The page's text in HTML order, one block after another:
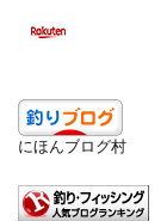
にほんブログ村